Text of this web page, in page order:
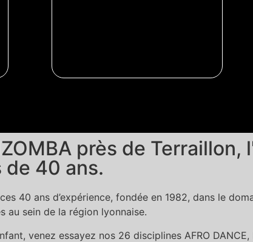
près de Terraillon,
40 ans.
40 ans d’expérience, fondée en 1982, dans le
au sein de la région lyonnaise.
venez essayez nos 26 disciplines AFRO DANCE,